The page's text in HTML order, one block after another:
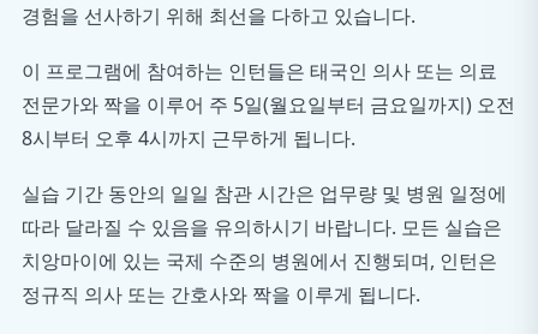
경험을 선사하기 위해 최선을 다하고 있습니다.
이 프로그램에 참여하는 인턴들은 태국인 의사 또는 의료
전문가와 짝을 이루어 주 5일(월요일부터 금요일까지) 오전
8시부터 오후 4시까지 근무하게 됩니다.
실습 기간 동안의 일일 참관 시간은 업무량 및 병원 일정에
따라 달라질 수 있음을 유의하시기 바랍니다. 모든 실습은
치앙마이에 있는 국제 수준의 병원에서 진행되며, 인턴은
정규직 의사 또는 간호사와 짝을 이루게 됩니다.